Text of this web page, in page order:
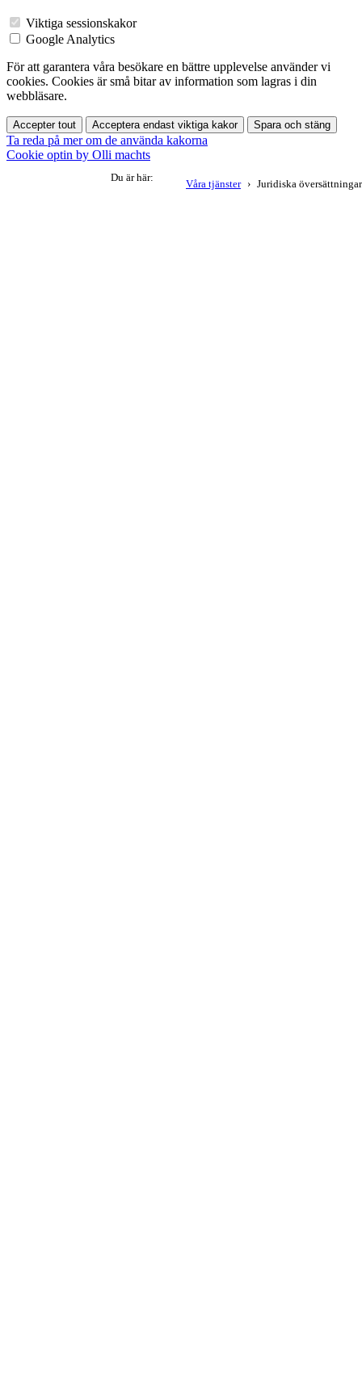
Du är här:
Våra tjänster Juridiska översättningar
Viktiga sessionskakor
Google Analytics
För att garantera våra besökare en bättre upplevelse använder vi
cookies. Cookies är små bitar av information som lagras i din
webbläsare.
Accepter tout Acceptera endast viktiga kakor Spara och stäng
Ta reda på mer om de använda kakorna
Cookie optin by Olli machts